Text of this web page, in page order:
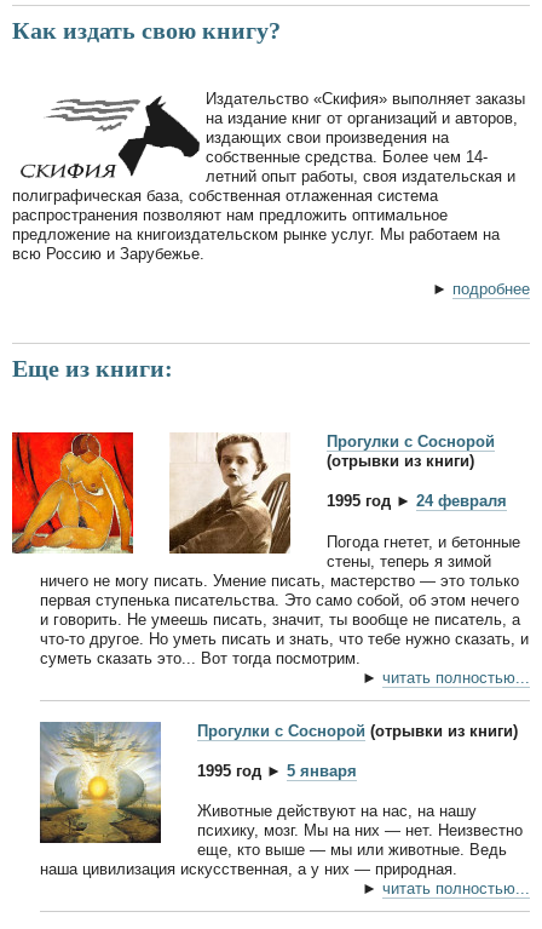
Как издать свою книгу?
Издательство «Скифия» выполняет заказы
на издание книг от организаций и авторов,
издающих свои произведения на
собственные средства. Более чем 14-
летний опыт работы, своя издательская и
полиграфическая база, собственная отлаженная система
распространения позволяют нам предложить оптимальное
предложение на книгоиздательском рынке услуг. Мы работаем на
всю Россию и Зарубежье.
► подробнее
Еще из книги:
Прогулки с Соснорой
(отрывки из книги)
1995 год ► 24 февраля
Погода гнетет, и бетонные
стены, теперь я зимой
ничего не могу писать. Умение писать, мастерство — это только
первая ступенька писательства. Это само собой, об этом нечего
и говорить. Не умеешь писать, значит, ты вообще не писатель, а
что-то другое. Но уметь писать и знать, что тебе нужно сказать, и
суметь сказать это... Вот тогда посмотрим.
► читать полностью...
Прогулки с Соснорой (отрывки из книги)
1995 год ► 5 января
Животные действуют на нас, на нашу
психику, мозг. Мы на них — нет. Неизвестно
еще, кто выше — мы или животные. Ведь
наша цивилизация искусственная, а у них — природная.
► читать полностью...